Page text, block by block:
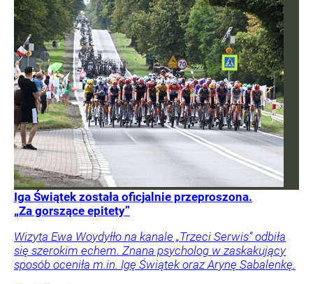
Iga Świątek została oficjalnie przeproszona.
„Za gorszące epitety”
Wizyta Ewa Woydyłło na kanale „Trzeci Serwis” odbiła
się szerokim echem. Znana psycholog w zaskakujący
sposób oceniła m.in. Igę Świątek oraz Arynę Sabalenkę.